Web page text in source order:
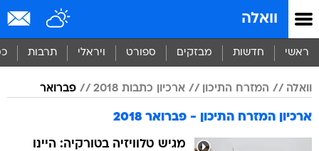
וואלה
ראשי חדשות מבזקים ספורט ויראלי תרבות
וואלה המזרח התיכון ארכיון כתבות 2018 פברואר
ארכיון המזרח התיכון - פברואר 2018
מגיש טלוויזיה בטורקיה: היינו